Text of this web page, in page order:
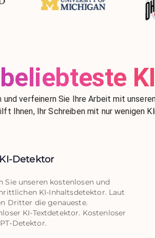
verfeinern Sie Ihre Arbeit mit
Ihnen, Ihr Schreiben mit nur wenigen
KI-Detektor
Sie unseren kostenlosen und
KI-Inhaltsdetektor. Laut
Dritter die genaueste.
KI-Textdetektor. Kostenloser
Detektor.